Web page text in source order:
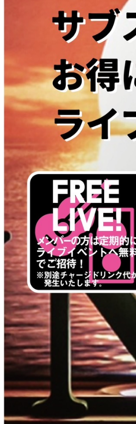
OPEN 18:30 /
ADV
ロック オルタナティブ
※チケットご予約は各ア
のサブスクがスタートしました！
店長からの一言
店内)